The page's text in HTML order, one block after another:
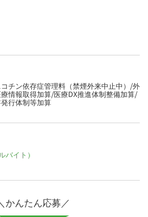
チン依存症管理料（禁煙外来中止中）/外
情報取得加算/医療DX推進体制整備加算/
行体制等加算
バイト）
かんたん応募／